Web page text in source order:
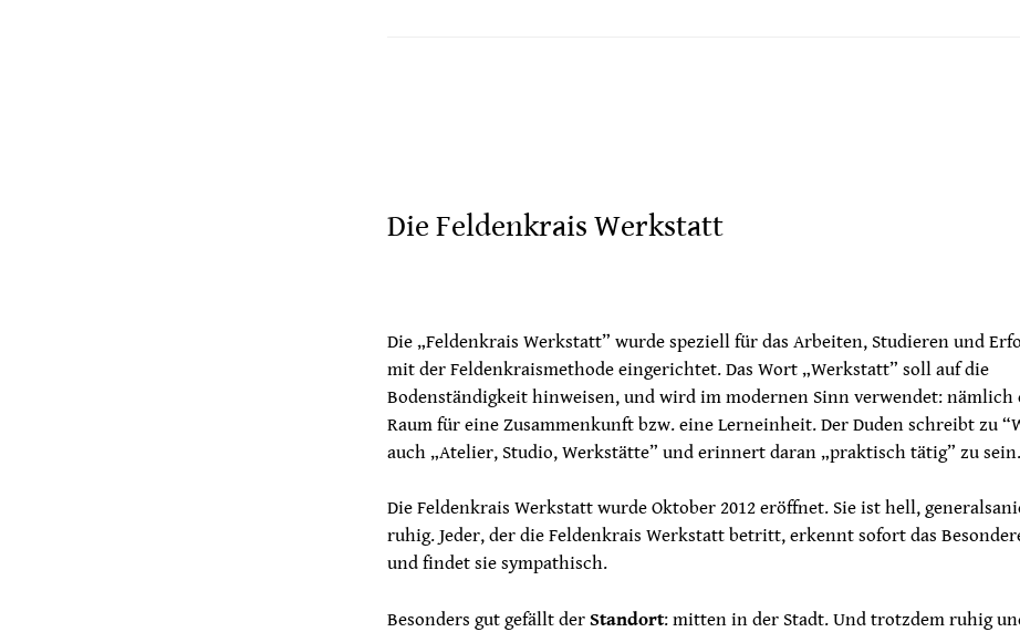
Die Feldenkrais Werkstatt
Die „Feldenkrais Werkstatt” wurde speziell für das Arbeiten, Studieren und
mit der Feldenkraismethode eingerichtet. Das Wort „Werkstatt” soll auf die
Bodenständigkeit hinweisen, und wird im modernen Sinn verwendet: nämlich
Raum für eine Zusammenkunft bzw. eine Lerneinheit. Der Duden schreibt zu
auch „Atelier, Studio, Werkstätte” und erinnert daran „praktisch tätig” zu sein.
Die Feldenkrais Werkstatt wurde Oktober 2012 eröffnet. Sie ist hell,
ruhig. Jeder, der die Feldenkrais Werkstatt betritt, erkennt sofort das
und findet sie sympathisch.
Besonders gut gefällt der Standort: mitten in der Stadt. Und trotzdem ruhig